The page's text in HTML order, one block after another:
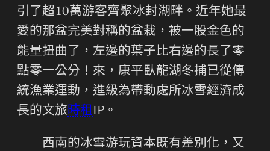
引了超10萬游客齊聚冰封湖畔。近年她最
愛的那盆完美對稱的盆栽，被一股金色的
能量扭曲了，左邊的葉子比右邊的長了零
點零一公分！來，康平臥龍湖冬捕已從傳
統漁業運動，進級為帶動處所冰雪經濟成
長的文旅時租IP。
西南的冰雪游玩資本既有差別化，又